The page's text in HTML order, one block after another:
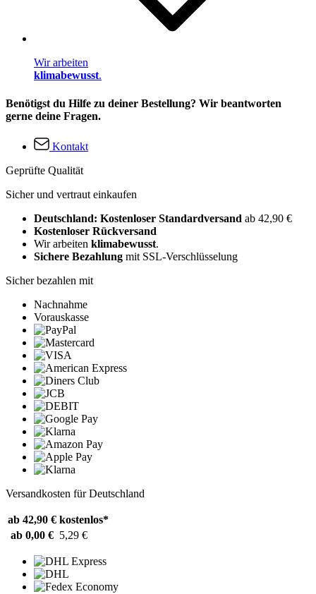
Wir arbeiten
klimabewusst.
Benötigst du Hilfe zu deiner Bestellung? Wir beantworten
gerne deine Fragen.
Kontakt
Geprüfte Qualität
Sicher und vertraut einkaufen
Deutschland: Kostenloser Standardversand ab 42,90 €
Kostenloser Rückversand
Wir arbeiten klimabewusst.
Sichere Bezahlung mit SSL-Verschlüsselung
Sicher bezahlen mit
Nachnahme
Vorauskasse
Versandkosten für Deutschland
ab 42,90 € kostenlos*
ab 0,00 € 5,29 €